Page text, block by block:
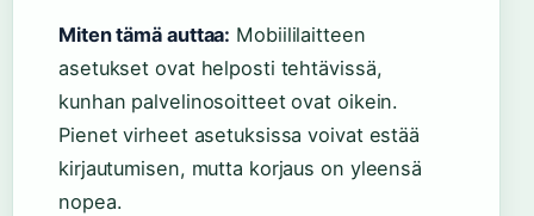
Miten tämä auttaa: Mobiililaitteen
asetukset ovat helposti tehtävissä,
kunhan palvelinosoitteet ovat oikein.
Pienet virheet asetuksissa voivat estää
kirjautumisen, mutta korjaus on yleensä
nopea.